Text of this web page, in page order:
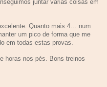
juntar várias coisas em
Quanto mais 4… num
um pico de forma que me
em todas estas provas.
horas nos pés. Bons treinos